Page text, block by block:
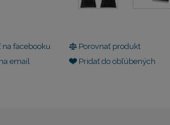
na facebooku Porovnať produkt
email
Pridať do obľúbených